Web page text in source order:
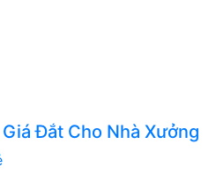
Đắt Cho Nhà Xưởng